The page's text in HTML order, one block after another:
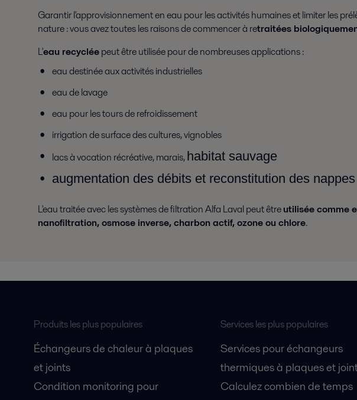
Garantir l'approvisionnement en eau pour les activités humaines et limiter les
nature : vous avez toutes les raisons de commencer à retraitées
L'eau recycléepeut être utilisée pour de nombreuses applications :
eau destinée aux activités industrielles
eau de lavage
eau pour les tours de refroidissement
irrigation de surface des cultures, vignobles
lacs à vocation récréative, marais,habitat sauvage
augmentation des débits et reconstitution des
L'eau traitée avec les systèmes de filtration Alfa Laval peut êtreutilisée comme
nanofiltration, osmose inverse, charbon actif, ozone ou chlore.
Produits les plus populaires
Échangeurs de chaleur à plaques
et joints
Condition monitoring pour
Services les plus populaires
Services pour échangeurs
thermiques à plaques et
Calculez combien de temps